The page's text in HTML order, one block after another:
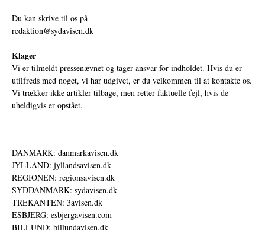
Du kan skrive til os på
redaktion@sydavisen.dk
Klager
Vi er tilmeldt pressenævnet og tager ansvar for indholdet. Hvis du er
utilfreds med noget, vi har udgivet, er du velkommen til at kontakte os.
Vi trækker ikke artikler tilbage, men retter faktuelle fejl, hvis de
uheldigvis er opstået.
DANMARK: danmarkavisen.dk
JYLLAND: jyllandsavisen.dk
REGIONEN: regionsavisen.dk
SYDDANMARK: sydavisen.dk
TREKANTEN: 3avisen.dk
ESBJERG: esbjergavisen.com
BILLUND: billundavisen.dk